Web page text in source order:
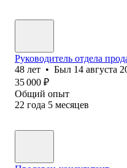
Руководитель отдела
48 лет • Был 14 августа
35 000 ₽
Общий опыт
22 года 5 месяцев